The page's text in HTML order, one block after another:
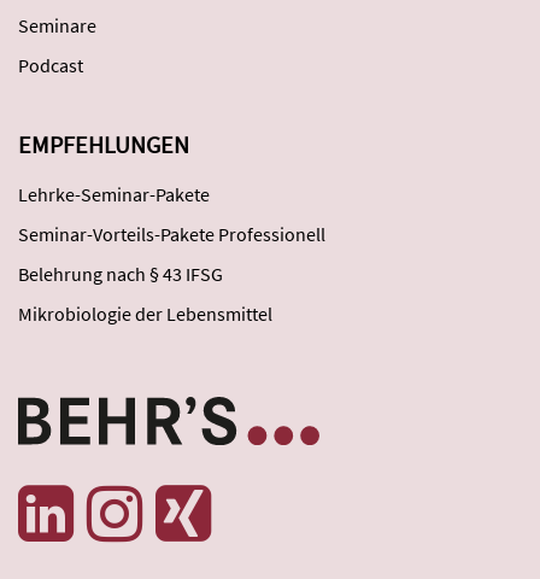
Seminare
Podcast
EMPFEHLUNGEN
Lehrke-Seminar-Pakete
Seminar-Vorteils-Pakete Professionell
Belehrung nach § 43 IFSG
Mikrobiologie der Lebensmittel